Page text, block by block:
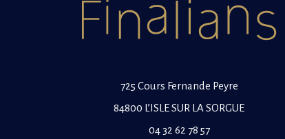
725 Cours Fernande Peyre
84800 L’ISLE SUR LA SORGUE
04 32 62 78 57